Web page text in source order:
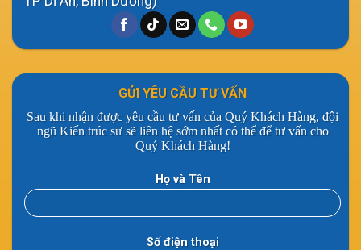
GỬI YÊU CẦU TƯ VẤN
Sau khi nhận được yêu cầu tư vấn của Quý Khách Hàng, đội
ngũ Kiến trúc sư sẽ liên hệ sớm nhất có thể để tư vấn cho
Quý Khách Hàng!
Họ và Tên
Số điện thoại